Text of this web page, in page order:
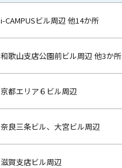
i-CAMPUSビル周辺 他14か所
和歌山支店公園前ビル周辺 他3か所
京都エリア６ビル周辺
奈良三条ビル、大宮ビル周辺
滋賀支店ビル周辺